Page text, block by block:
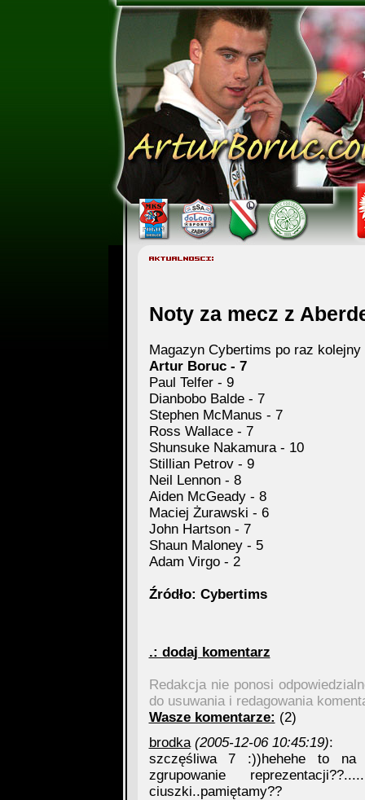
Noty za mecz z
Magazyn Cybertims po raz
Artur Boruc - 7
Paul Telfer - 9
Dianbobo Balde - 7
Stephen McManus - 7
Ross Wallace - 7
Shunsuke Nakamura - 10
Stillian Petrov - 9
Neil Lennon - 8
Aiden McGeady - 8
Maciej Żurawski - 6
John Hartson - 7
Shaun Maloney - 5
Adam Virgo - 2
Źródło: Cybertims
.: dodaj komentarz
Redakcja nie ponosi
do usuwania i redagowania
Wasze komentarze: (2)
brodka (2005-12-06 10:45:19):
szczęśliwa 7 :))hehehe to na
zgrupowanie
ciuszki..pamiętamy??